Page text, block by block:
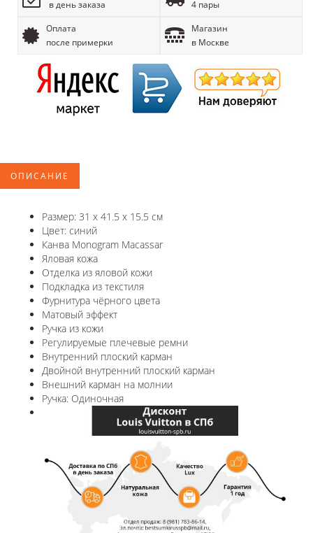
в день заказа
4 пары
Оплата
после примерки
Магазин
в Москве
ОПИСАНИЕ
Размер: 31 x 41.5 x 15.5 см
Цвет: синий
Канва Monogram Macassar
Яловая кожа
Отделка из яловой кожи
Подкладка из текстиля
Фурнитура чёрного цвета
Матовый эффект
Ручка из кожи
Регулируемые плечевые ремни
Внутренний плоский карман
Двойной внутренний плоский карман
Внешний карман на молнии
Ручка: Одиночная